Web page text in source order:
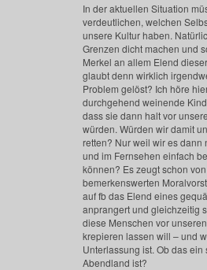
In der aktuellen Situation
verdeutlichen, welchen
unsere Kultur haben.
Grenzen dicht machen und
Merkel an allem Elend
glaubt denn wirklich
Problem gelöst? Ich höre
durchgehend weinende
dass sie dann halt vor
würden. Würden wir damit
retten? Nur weil wir es dann
und im Fernsehen einfach
können? Es zeugt schon
bemerkenswerten
auf fb das Elend eines
anprangert und gleichzeitig
diese Menschen vor
krepieren lassen will – und
Unterlassung ist. Ob das ein
Abendland ist?